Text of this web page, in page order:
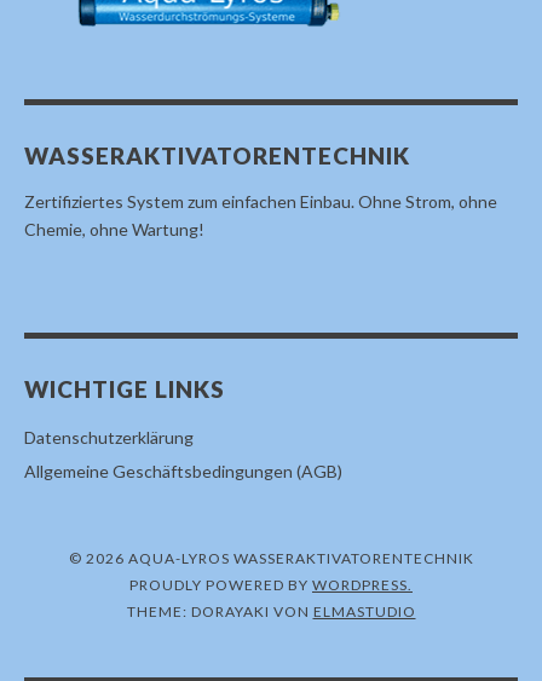
WASSERAKTIVATORENTECHNIK
Zertifiziertes System zum einfachen Einbau. Ohne Strom, ohne
Chemie, ohne Wartung!
WICHTIGE LINKS
Datenschutzerklärung
Allgemeine Geschäftsbedingungen (AGB)
© 2026 AQUA-LYROS WASSERAKTIVATORENTECHNIK
PROUDLY POWERED BY WORDPRESS.
THEME: DORAYAKI VON ELMASTUDIO